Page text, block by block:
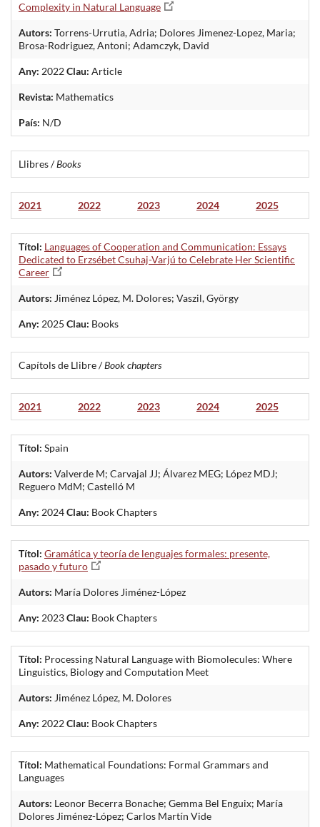
Complexity in Natural Language
Autors: Torrens-Urrutia, Adria; Dolores Jimenez-Lopez, Maria;
Brosa-Rodriguez, Antoni; Adamczyk, David
Any: 2022Clau: Article
Revista: Mathematics
País: N/D
Llibres /Books
2021 2022 2023 2024 2025
Títol: Languages of Cooperation and Communication: Essays
Dedicated to Erzsébet Csuhaj-Varjú to Celebrate Her Scientific
Career
Autors: Jiménez López, M. Dolores; Vaszil, György
Any: 2025 Clau: Books
Capítols de Llibre /Book chapters
2021 2022 2023 2024 2025
Títol: Spain
Autors: Valverde M; Carvajal JJ; Álvarez MEG; López MDJ;
Reguero MdM; Castelló M
Any: 2024Clau: Book Chapters
Títol: Gramática y teoría de lenguajes formales: presente,
pasado y futuro
Autors: María Dolores Jiménez-López
Any: 2023Clau: Book Chapters
Títol: Processing Natural Language with Biomolecules: Where
Linguistics, Biology and Computation Meet
Autors: Jiménez López, M. Dolores
Any: 2022Clau: Book Chapters
Títol: Mathematical Foundations: Formal Grammars and
Languages
Autors: Leonor Becerra Bonache; Gemma Bel Enguix; María
Dolores Jiménez-López; Carlos Martín Vide